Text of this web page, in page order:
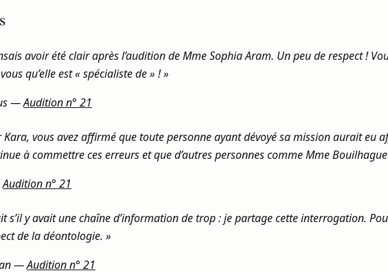
avoir été clair après l’audition de Mme Sophia Aram. Un peu de respect !
qu’elle est « spécialiste de » ! »
—Audition n° 21
Kara, vous avez affirmé que toute personne ayant dévoyé sa mission aurait eu
à commettre ces erreurs et que d’autres personnes comme Mme
Audition n° 21
s’il y avait une chaîne d’information de trop : je partage cette interrogation.
de la déontologie. »
—Audition n° 21